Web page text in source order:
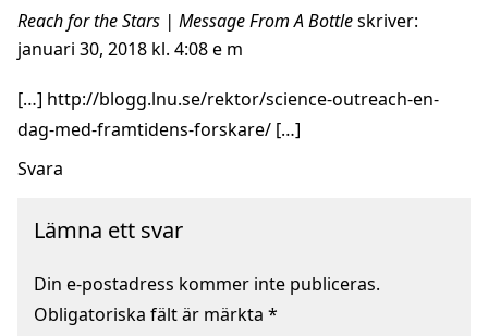
Reach for the Stars | Message From A Bottleskriver:
januari 30, 2018 kl. 4:08 e m
[…] http://blogg.lnu.se/rektor/science-outreach-en-
dag-med-framtidens-forskare/ […]
Svara
Lämna ett svar
Din e-postadress kommer inte publiceras.
Obligatoriska fält är märkta *